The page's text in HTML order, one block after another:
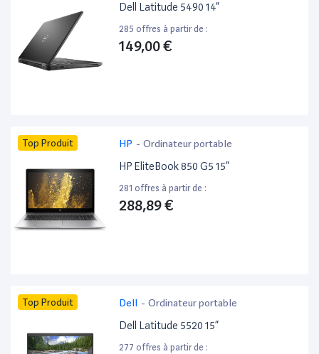
Dell Latitude 5490 14”
285 offres à partir de :
149,00 €
Top Produit HP - Ordinateur portable
HP EliteBook 850 G5 15”
281 offres à partir de :
288,89 €
Top Produit Dell - Ordinateur portable
Dell Latitude 5520 15”
277 offres à partir de :